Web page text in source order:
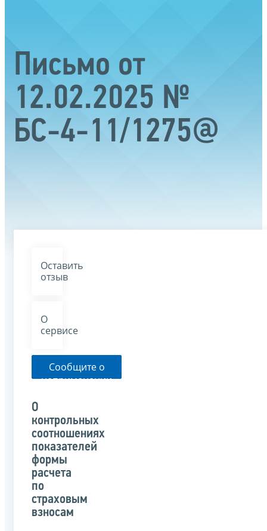
Письмо от
12.02.2025 №
БС-4-11/1275@
Оставить
отзыв
О
сервисе
Сообщите о
неприменении
указанного
письма
О
контрольных
соотношениях
показателей
формы
расчета
по
страховым
взносам